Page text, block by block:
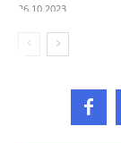
26.10.2023